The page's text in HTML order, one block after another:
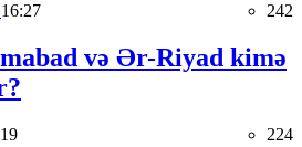
16:27 242
və Ər-Riyad kimə
224